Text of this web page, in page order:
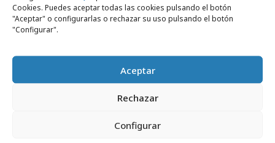
Cookies. Puedes aceptar todas las cookies pulsando el botón
"Aceptar" o configurarlas o rechazar su uso pulsando el botón
"Configurar".
Aceptar
Rechazar
Configurar